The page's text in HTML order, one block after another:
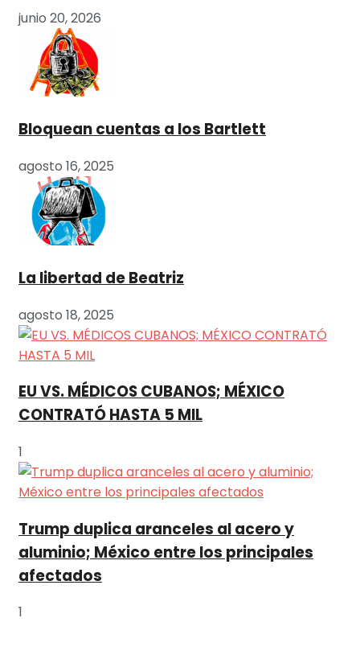
junio 20, 2026
Bloquean cuentas a los Bartlett
agosto 16, 2025
La libertad de Beatriz
agosto 18, 2025
EU VS. MÉDICOS CUBANOS; MÉXICO
CONTRATÓ HASTA 5 MIL
1
Trump duplica aranceles al acero y
aluminio; México entre los principales
afectados
1